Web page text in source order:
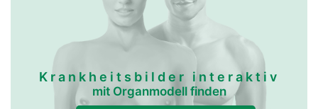
Krankheitsbilder interaktiv
mit Organmodell finden